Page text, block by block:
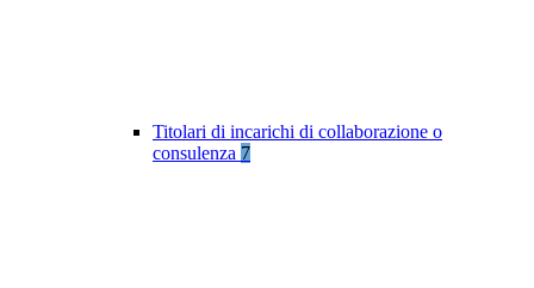
Titolari di incarichi di collaborazione o
consulenza 7